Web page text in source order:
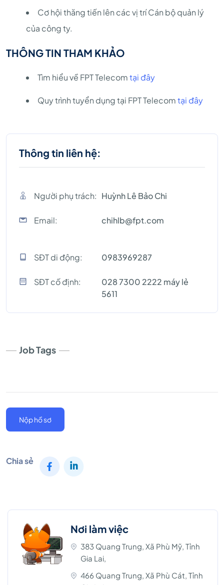
Cơ hội thăng tiến lên các vị trí Cán bộ quản lý
của công ty.
THÔNG TIN THAM KHẢO
Tìm hiểu về FPT Telecomtại đây
Quy trình tuyển dụng tại FPT Telecomtại đây
Thông tin liên hệ:
Người phụ trách: Huỳnh Lê Bảo Chi
Email: chihlb@fpt.com
SĐT di động: 0983969287
SĐT cố định:
028 7300 2222 máy lẻ
5611
Job Tags
Nộp hồ sơ
Chia sẻ
Nơi làm việc
383 Quang Trung, Xã Phù Mỹ, Tỉnh
Gia Lai,
466 Quang Trung, Xã Phù Cát, Tỉnh